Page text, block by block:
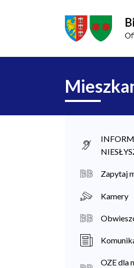
Główna
M
e
s
k
a
Zapytaj
Kamery
OZE dla